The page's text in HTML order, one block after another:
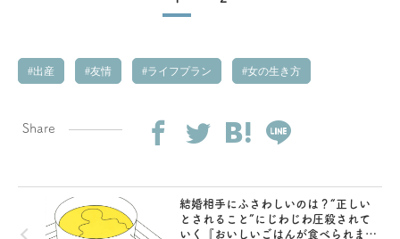
出産 友情 ライフプラン 女の生き方
Share
結婚相手にふさわしいのは？“正しい
とされること”にじわじわ圧殺されて
いく『おいしいごはんが食べられます